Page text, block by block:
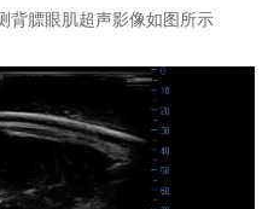
背膘眼肌超声影像如图所示